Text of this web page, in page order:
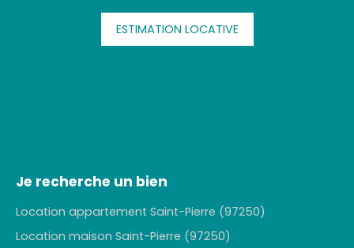
ESTIMATION LOCATIVE
Je recherche un bien
Location appartement Saint-Pierre (97250)
Location maison Saint-Pierre (97250)